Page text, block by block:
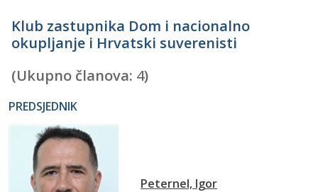
Klub zastupnika Dom i nacionalno
okupljanje i Hrvatski suverenisti
(Ukupno članova: 4)
PREDSJEDNIK
Peternel, Igor